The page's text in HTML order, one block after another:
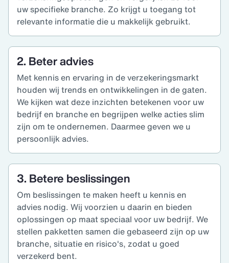
uw specifieke branche. Zo krijgt u toegang tot
relevante informatie die u makkelijk gebruikt.
2. Beter advies
Met kennis en ervaring in de verzekeringsmarkt
houden wij trends en ontwikkelingen in de gaten.
We kijken wat deze inzichten betekenen voor uw
bedrijf en branche en begrijpen welke acties slim
zijn om te ondernemen. Daarmee geven we u
persoonlijk advies.
3. Betere beslissingen
Om beslissingen te maken heeft u kennis en
advies nodig. Wij voorzien u daarin en bieden
oplossingen op maat speciaal voor uw bedrijf. We
stellen pakketten samen die gebaseerd zijn op uw
branche, situatie en risico's, zodat u goed
verzekerd bent.